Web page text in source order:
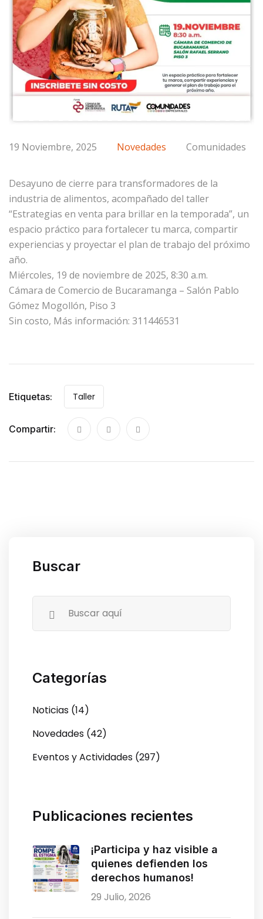
19 Noviembre, 2025 Novedades Comunidades
Desayuno de cierre para transformadores de la
industria de alimentos, acompañado del taller
“Estrategias en venta para brillar en la temporada”, un
espacio práctico para fortalecer tu marca, compartir
experiencias y proyectar el plan de trabajo del próximo
año.
Miércoles, 19 de noviembre de 2025, 8:30 a.m.
Cámara de Comercio de Bucaramanga – Salón Pablo
Gómez Mogollón, Piso 3
Sin costo, Más información: 311446531
Etiquetas: Taller
Compartir:
Buscar
Categorías
Noticias (14)
Novedades (42)
Eventos y Actividades (297)
Publicaciones recientes
¡Participa y haz visible a
quienes defienden los
derechos humanos!
29 Julio, 2026